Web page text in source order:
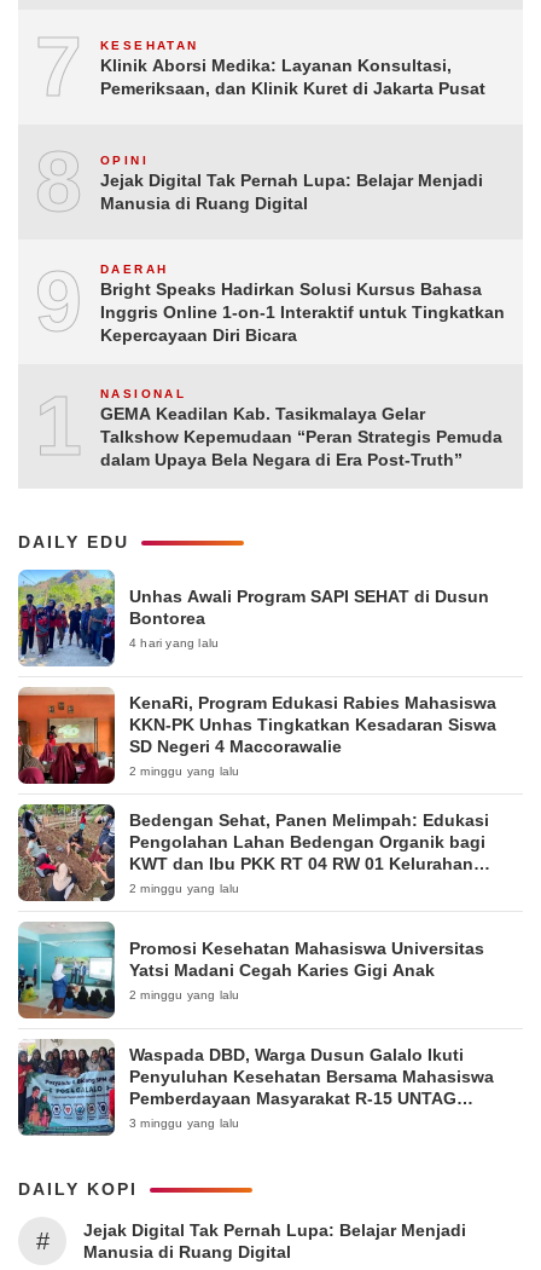
7 KESEHATAN
Klinik Aborsi Medika: Layanan Konsultasi,
Pemeriksaan, dan Klinik Kuret di Jakarta Pusat
8 OPINI
Jejak Digital Tak Pernah Lupa: Belajar Menjadi
Manusia di Ruang Digital
9 DAERAH
Bright Speaks Hadirkan Solusi Kursus Bahasa
Inggris Online 1-on-1 Interaktif untuk Tingkatkan
Kepercayaan Diri Bicara
10NASIONAL
GEMA Keadilan Kab. Tasikmalaya Gelar
Talkshow Kepemudaan “Peran Strategis Pemuda
dalam Upaya Bela Negara di Era Post-Truth”
DAILY EDU
Unhas Awali Program SAPI SEHAT di Dusun
Bontorea
4 hari yang lalu
KenaRi, Program Edukasi Rabies Mahasiswa
KKN-PK Unhas Tingkatkan Kesadaran Siswa
SD Negeri 4 Maccorawalie
2 minggu yang lalu
Bedengan Sehat, Panen Melimpah: Edukasi
Pengolahan Lahan Bedengan Organik bagi
KWT dan Ibu PKK RT 04 RW 01 Kelurahan
Pakintelan
2 minggu yang lalu
Promosi Kesehatan Mahasiswa Universitas
Yatsi Madani Cegah Karies Gigi Anak
2 minggu yang lalu
Waspada DBD, Warga Dusun Galalo Ikuti
Penyuluhan Kesehatan Bersama Mahasiswa
Pemberdayaan Masyarakat R-15 UNTAG
Surabaya 2026
3 minggu yang lalu
DAILY KOPI
#
Jejak Digital Tak Pernah Lupa: Belajar Menjadi
Manusia di Ruang Digital